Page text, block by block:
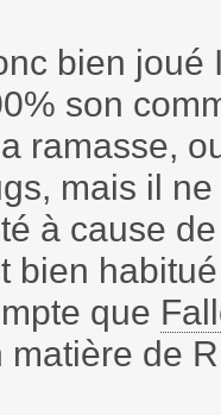
bien joué
son
ramasse,
mais il
à cause
bien
que
matière de